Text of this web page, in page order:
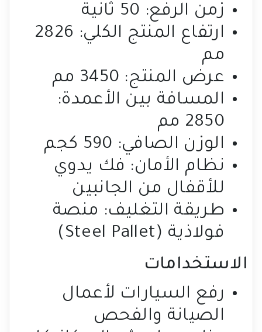
زمن الرفع: 50 ثانية
ارتفاع المنتج الكلي: 2826
مم
عرض المنتج: 3450 مم
المسافة بين الأعمدة:
2850 مم
الوزن الصافي: 590 كجم
نظام الأمان: فك يدوي
للأقفال من الجانبين
طريقة التغليف: منصة
فولاذية (Steel Pallet)
الاستخدامات
رفع السيارات لأعمال
الصيانة والفحص